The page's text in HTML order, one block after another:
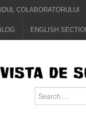
COLABORATORULUI
ENGLISH
for: